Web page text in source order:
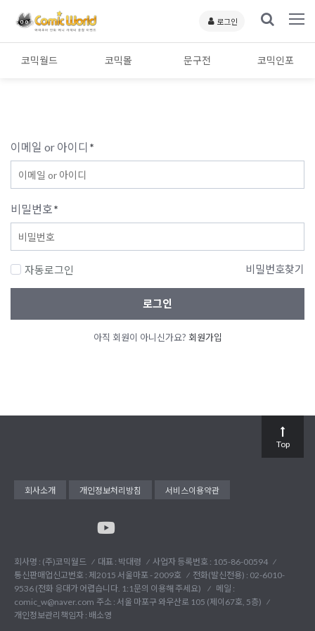
로그인
코믹월드 코믹몰 문구전 코믹인포
이메일 or 아이디 *
비밀번호*
자동로그인 비밀번호찾기
로그인
아직 회원이 아니신가요? 회원가입
회사소개 개인정보처리방침 서비스이용약관
회사명 : (주)코믹월드 대표 : 박대령
사업자 등록번호 : 105-86-00594
통신판매업신고번호 : 제2015 서울마포 - 2009호
전화(발신전용) : 02-6010-
9536 (전화 응대가 어렵습니다. 1:1문의 이용해 주세요)
메일 :
comic_w@naver.com 주소 : 서울 마포구 와우산로 105 (제이67호, 5층)
개인정보관리책임자 : 배소영
Top